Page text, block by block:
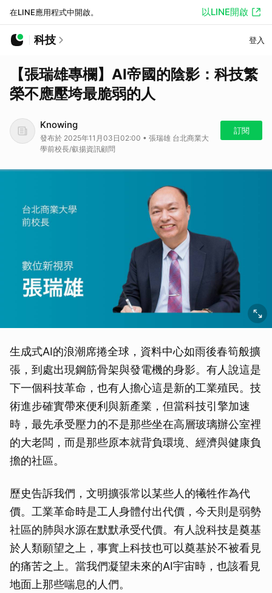
在LINE應用程式中開啟。 以LINE開啟
科技 登入
【張瑞雄專欄】AI帝國的陰影：科技繁
榮不應壓垮最脆弱的人
Knowing
發布於 2025年11月03日02:00 • 張瑞雄 台北商業大
學前校長/叡揚資訊顧問
訂閱
生成式AI的浪潮席捲全球，資料中心如雨後春筍般擴
張，到處出現鋼筋骨架與發電機的身影。有人說這是
下一個科技革命，也有人擔心這是新的工業殖民。技
術進步確實帶來便利與新產業，但當科技引擎加速
時，最先承受壓力的不是那些坐在高層玻璃辦公室裡
的大老闆，而是那些原本就背負環境、經濟與健康負
擔的社區。
歷史告訴我們，文明擴張常以某些人的犧牲作為代
價。工業革命時是工人身體付出代價，今天則是弱勢
社區的肺與水源在默默承受代價。有人說科技是奠基
於人類願望之上，事實上科技也可以奠基於不被看見
的痛苦之上。當我們凝望未來的AI宇宙時，也該看見
地面上那些喘息的人們。